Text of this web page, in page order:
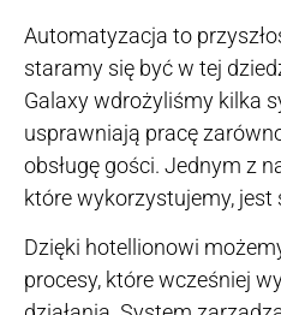
Automatyzacja to
staramy się być w tej
Galaxy wdrożyliśmy kilka
usprawniają pracę
obsługę gości. Jednym z
które wykorzystujemy, jest
Dzięki hotellionowi
procesy, które wcześniej